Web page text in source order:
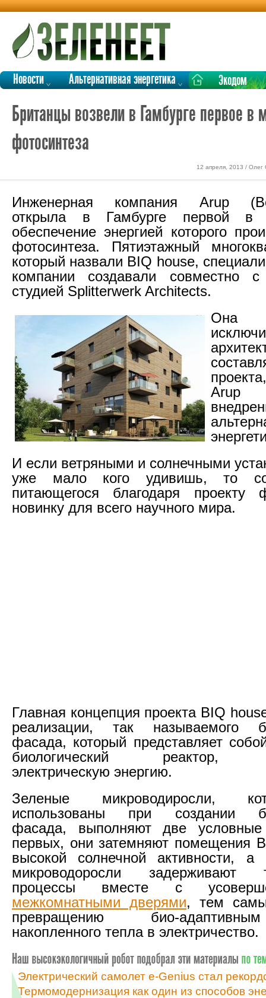
Новости Альтернативная энергетика Экодом
Британцы возвели в Гамбурге первое
фотосинтеза
12 апреля, 2013 /
Инженерная компания Arup
открыла в Гамбурге первой в
обеспечение энергией которого
фотосинтеза. Пятиэтажный
который назвали BIQ house,
компании создавали совместно с
студией Splitterwerk Architects.
Она
Arup
И если ветряными и солнечными
уже мало кого удивишь, то
питающегося благодаря проекту
новинку для всего научного мира.
Главная концепция проекта BIQ
реализации, так называемого
фасада, который представляет
биологический реактор,
электрическую энергию.
Зеленые микроводиросли,
использованы при создании
фасада, выполняют две
первых, они затемняют помещения
высокой солнечной активности, а
микроводоросли задерживают
процессы вместе с
межкомнатными дверями, тем
превращению био-
накопленного тепла в электричество.
Электрический самолет e-Genius стал
Термомодернизация как один из способов